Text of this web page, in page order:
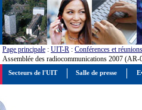
Page principale : UIT-R : Conférences et réunions
Assemblée des radiocommunications 2007 (AR-
Secteurs de l'UIT Salle de presse